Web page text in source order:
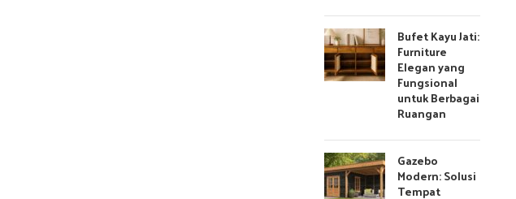
Bufet Kayu Jati:
Furniture
Elegan yang
Fungsional
untuk Berbagai
Ruangan
Gazebo
Modern: Solusi
Tempat